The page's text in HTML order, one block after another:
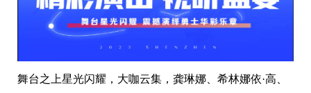
舞台之上星光闪耀，大咖云集，龚琳娜、希林娜依·高、